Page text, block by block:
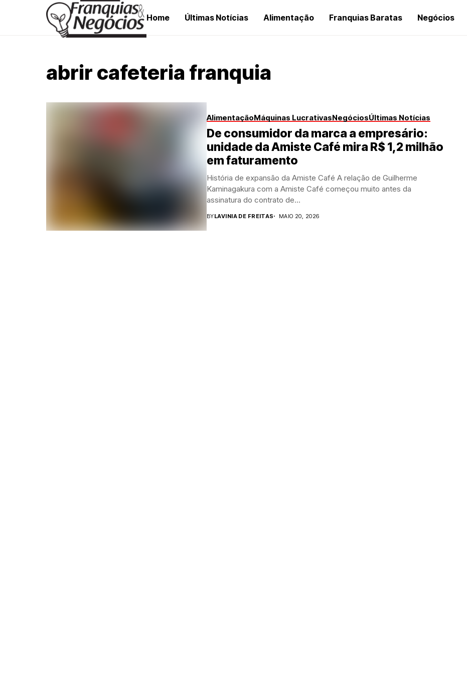
Home Últimas Notícias Alimentação Franquias Baratas Negócios
abrir cafeteria franquia
AlimentaçãoMáquinas LucrativasNegóciosÚltimas Notícias
De consumidor da marca a empresário:
unidade da Amiste Café mira R$ 1,2 milhão
em faturamento
História de expansão da Amiste Café A relação de Guilherme
Kaminagakura com a Amiste Café começou muito antes da
assinatura do contrato de...
BYLAVINIA DE FREITAS MAIO 20, 2026